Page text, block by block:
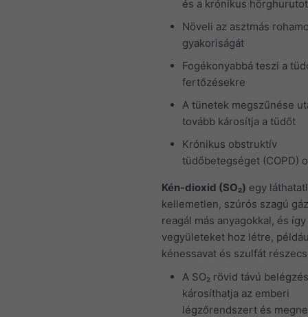
és a krónikus hörghurutot
Növeli az asztmás
gyakoriságát
Fogékonyabbá teszi a
fertőzésekre
A tünetek megszűnése
tovább károsítja a tüdőt
Krónikus obstruktív
tüdőbetegséget (COPD)
Kén-dioxid (SO₂) egy
kellemetlen, szúrós szagú
reagál más anyagokkal, és
vegyületeket hoz létre,
kénessavat és szulfát
A SO₂ rövid távú
károsíthatja az emberi
légzőrendszert és